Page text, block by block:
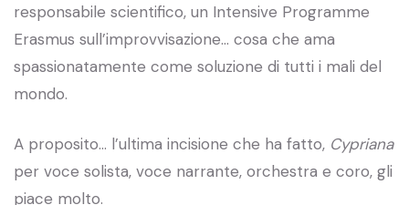
responsabile scientifico, un Intensive Programme
Erasmus sull’improvvisazione… cosa che ama
spassionatamente come soluzione di tutti i mali del
mondo.
A proposito… l’ultima incisione che ha fatto, Cypriana
per voce solista, voce narrante, orchestra e coro, gli
piace molto.